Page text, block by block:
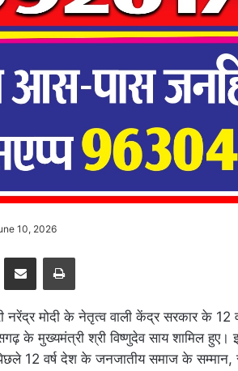
10, 2026
Share via Email Print
नरेंद्र मोदी के नेतृत्व वाली केंद्र सरकार के 12
के मुख्यमंत्री श्री विष्णुदेव साय शामिल हुए।
12 वर्ष देश के जनजातीय समाज के